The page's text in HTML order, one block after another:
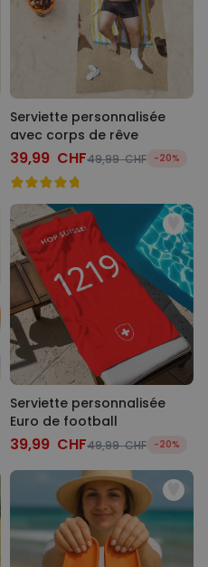
Serviette personnalisée
avec corps de rêve
39,99 CHF49,99 CHF -20%
Serviette personnalisée
Euro de football
39,99 CHF49,99 CHF -20%